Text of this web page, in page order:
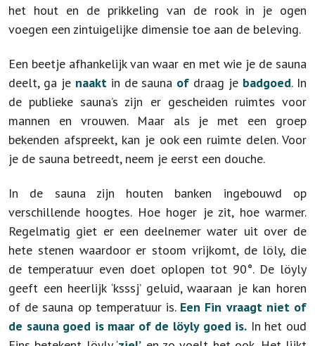
het hout en de prikkeling van de rook in je ogen
voegen een zintuigelijke dimensie toe aan de beleving.
Een beetje afhankelijk van waar en met wie je de sauna
deelt, ga je naaktin de sauna of draag je badgoed. In
de publieke sauna’s zijn er gescheiden ruimtes voor
mannen en vrouwen. Maar als je met een groep
bekenden afspreekt, kan je ook een ruimte delen. Voor
je de sauna betreedt, neem je eerst een douche.
In de sauna zijn houten banken ingebouwd op
verschillende hoogtes. Hoe hoger je zit, hoe warmer.
Regelmatig giet er een deelnemer water uit over de
hete stenen waardoor er stoom vrijkomt, de löly, die
de temperatuur even doet oplopen tot 90°. De löyly
geeft een heerlijk ‘ksssj’ geluid, waaraan je kan horen
of de sauna op temperatuur is. Een Fin vraagt niet of
de sauna goed is maar of de löyly goed is. In het oud